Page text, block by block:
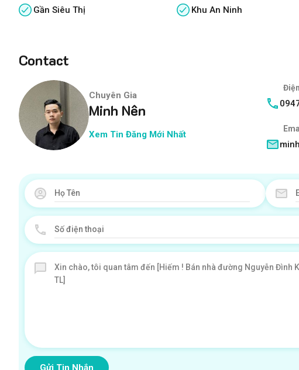
Gần Siêu Thị Khu An Ninh
Contact
Chuyên Gia
Minh Nên
Xem Tin Đăng Mới Nhất
Gửi Tin Nhắn